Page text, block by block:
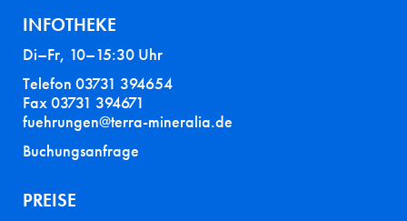
INFOTHEKE
Di–Fr, 10–15:30 Uhr
Telefon 03731 394654
Fax 03731 394671
fuehrungen@terra-mineralia.de
Buchungsanfrage
PREISE